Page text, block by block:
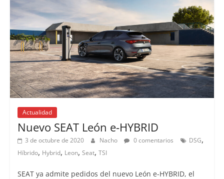
Actualidad
Nuevo SEAT León e-HYBRID
3 de octubre de 2020 Nacho 0 comentarios DSG,
Híbrido, Hybrid, Leon, Seat, TSI
SEAT ya admite pedidos del nuevo León e-HYBRID, el